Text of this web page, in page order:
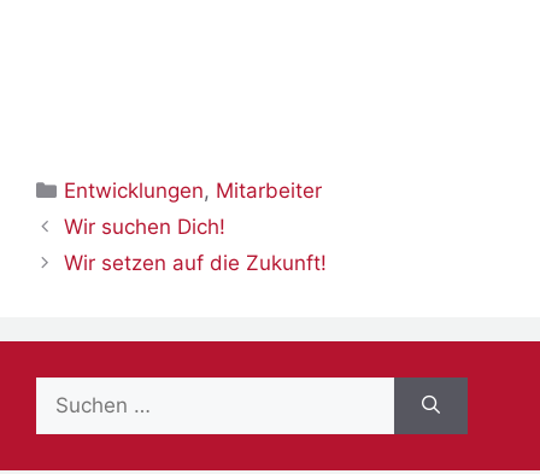
Kategorien
Entwicklungen, Mitarbeiter
Wir suchen Dich!
Wir setzen auf die Zukunft!
nach: